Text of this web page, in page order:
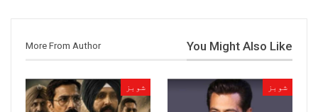
You Might Also Like
More From Author
شوبز شوبز